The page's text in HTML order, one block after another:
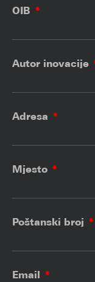
OIB
Autor inovacije
Adresa
Mjesto
Poštanski broj
Email